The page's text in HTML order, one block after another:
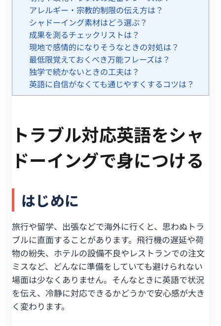
アレルギー・宗教的制限の伝え方は？
シャドーイング素材はどう選ぶ？
成果を測るチェックリストは？
現地で感情的になりそうなときの対処は？
最低限覚えておくべき万能フレーズは？
独学で続かないときの工夫は？
英語に自信がなくても通じやすくするコツは？
トラブル対応英語をシャ
ドーイングで身につける
はじめに
旅行や留学、出張などで海外に行くと、思わぬトラ
ブルに直面することがあります。飛行機の遅延や荷
物の紛失、ホテルの設備不良やレストランでの注文
ミスなど、どんなに準備をしていても避けられない
場面は少なくありません。そんなときに英語で状況
を伝え、冷静に対応できるかどうかで安心感が大き
く変わります。